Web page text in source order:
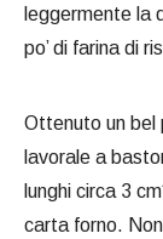
leggermente la
po’ di farina di
Ottenuto un bel
lavorale a
lunghi circa 3
carta forno.